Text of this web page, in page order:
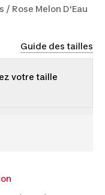
/ Rose Melon D'Eau
Guide des tailles
votre taille